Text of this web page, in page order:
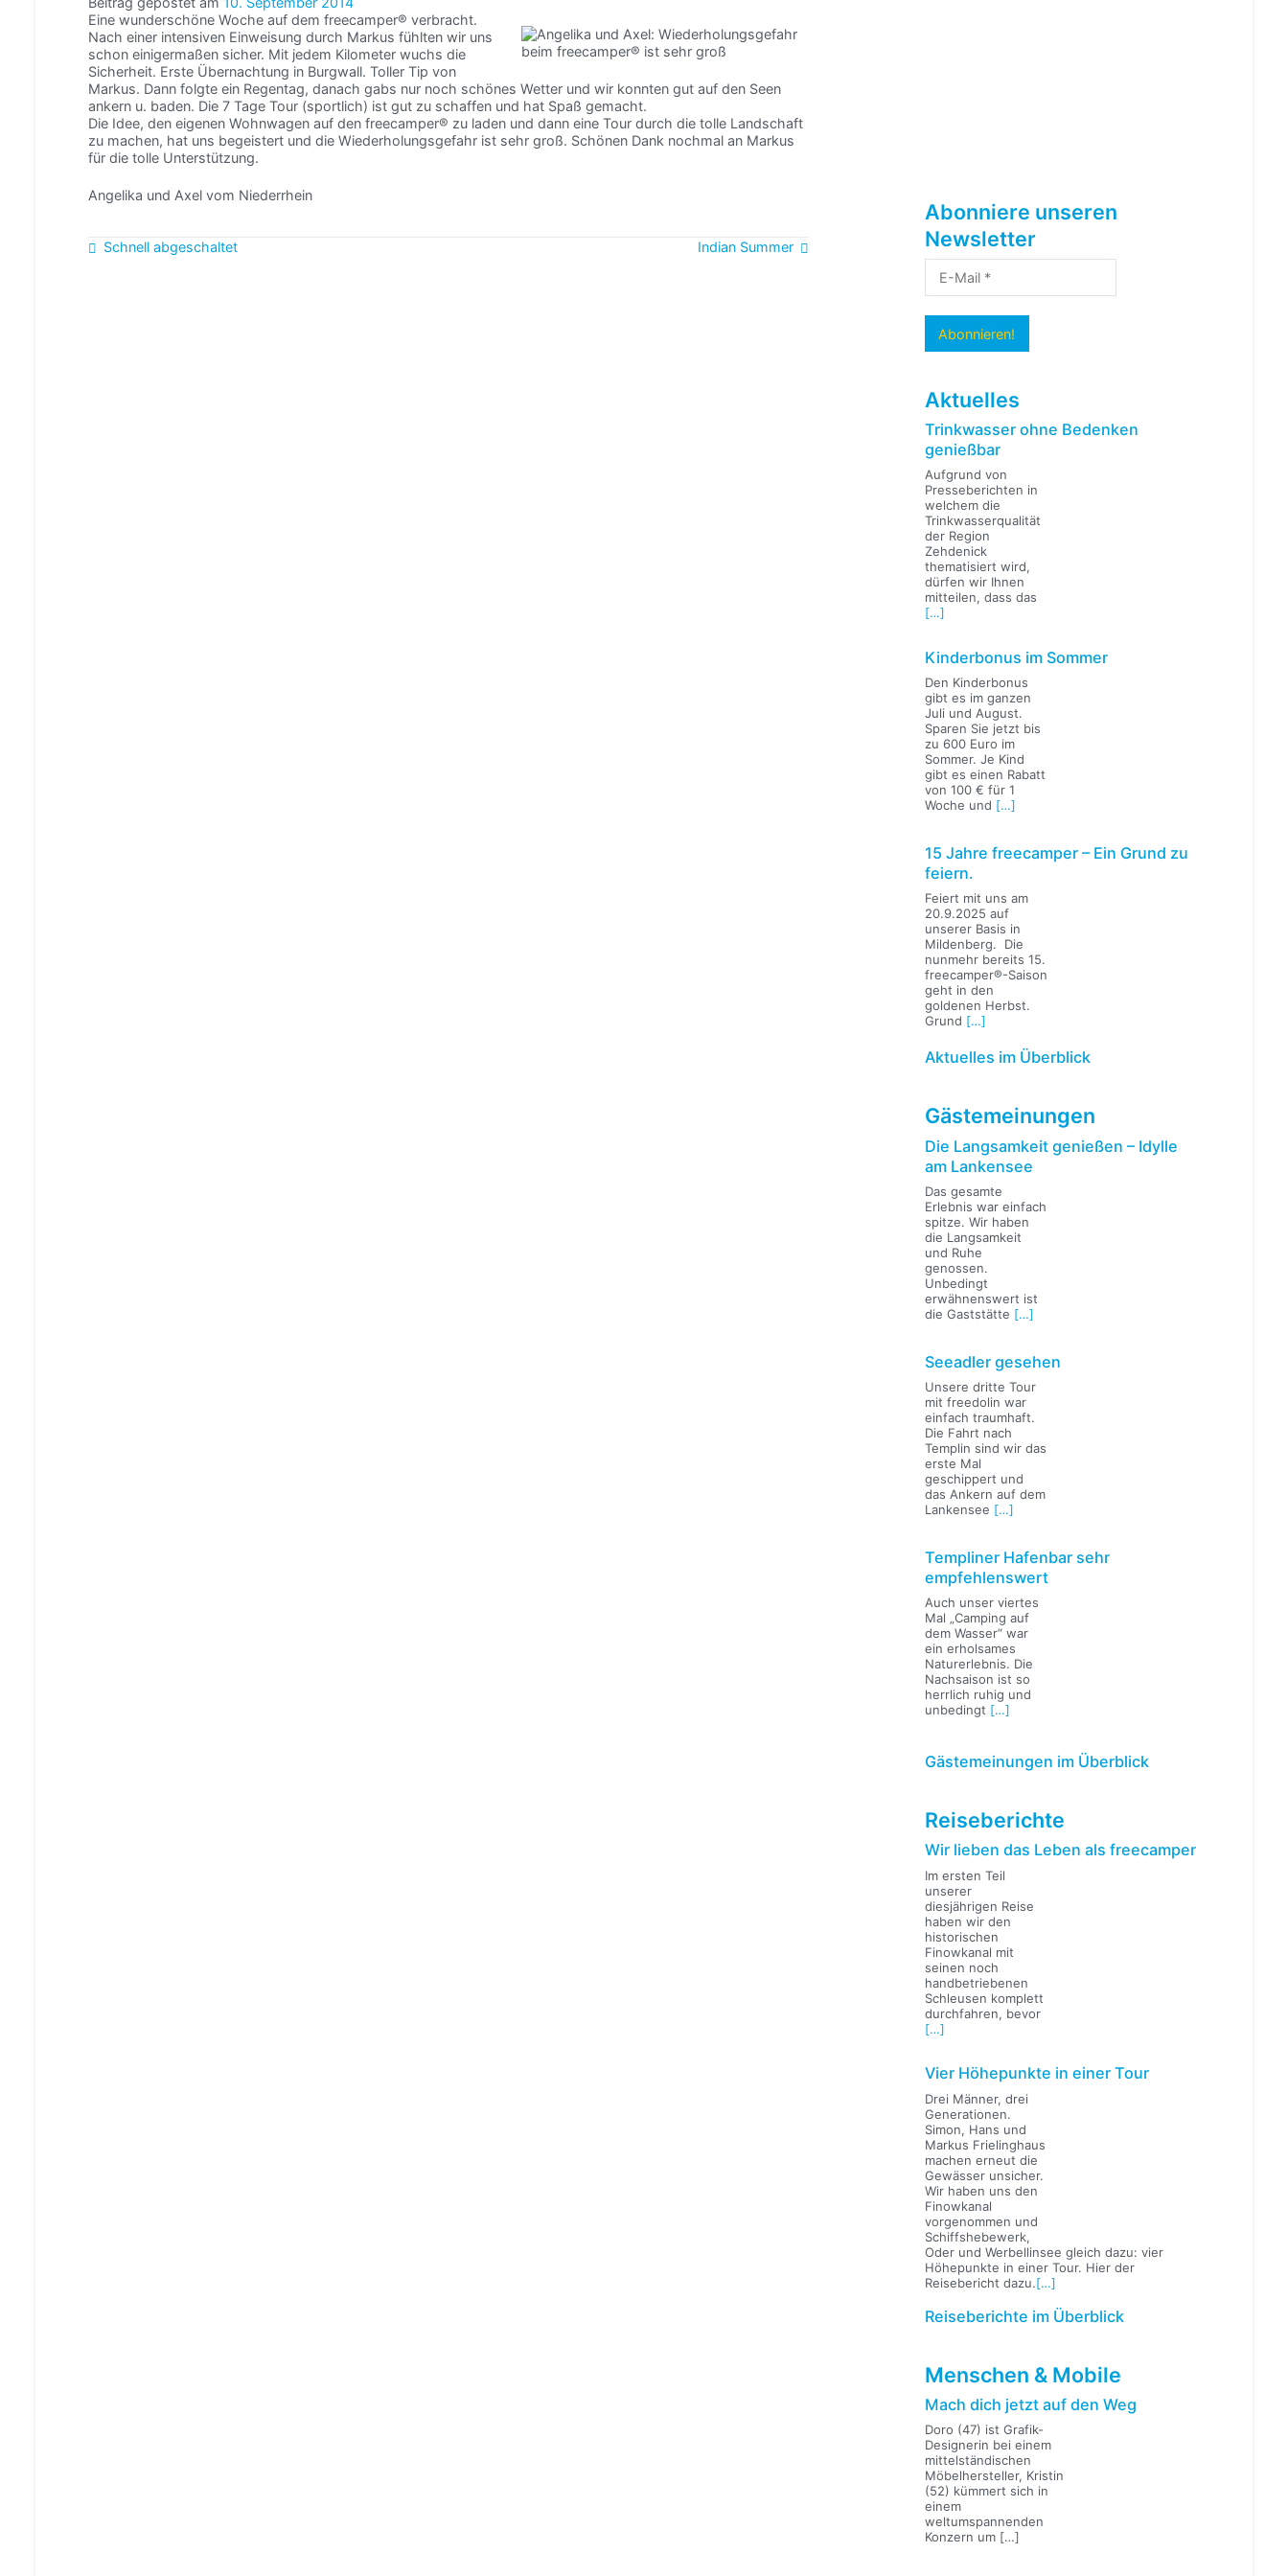
Eine wunderschöne Woche auf dem freecamper® verbracht.
Nach einer intensiven Einweisung durch Markus fühlten wir uns
schon einigermaßen sicher. Mit jedem Kilometer wuchs die
Sicherheit. Erste Übernachtung in Burgwall. Toller Tip von
Markus. Dann folgte ein Regentag, danach gabs nur noch schönes Wetter und wir konnten gut auf den Seen
ankern u. baden. Die 7 Tage Tour (sportlich) ist gut zu schaffen und hat Spaß gemacht.
Die Idee, den eigenen Wohnwagen auf den freecamper® zu laden und dann eine Tour durch die tolle Landschaft
zu machen, hat uns begeistert und die Wiederholungsgefahr ist sehr groß. Schönen Dank nochmal an Markus
für die tolle Unterstützung.
Angelika und Axel vom Niederrhein
Beitragsnavigation
Schnell abgeschaltet Indian Summer
Abonniere unseren
Newsletter
Aktuelles
Trinkwasser ohne Bedenken
genießbar
Aufgrund von
Presseberichten in
welchem die
Trinkwasserqualität
der Region
Zehdenick
thematisiert wird,
dürfen wir Ihnen
mitteilen, dass das
[…]
Kinderbonus im Sommer
Den Kinderbonus
gibt es im ganzen
Juli und August.
Sparen Sie jetzt bis
zu 600 Euro im
Sommer. Je Kind
gibt es einen Rabatt
von 100 € für 1
Woche und […]
15 Jahre freecamper – Ein Grund zu
feiern.
Feiert mit uns am
20.9.2025 auf
unserer Basis in
Mildenberg. Die
nunmehr bereits 15.
freecamper®-Saison
geht in den
goldenen Herbst.
Grund […]
Aktuelles im Überblick
Gästemeinungen
Die Langsamkeit genießen – Idylle
am Lankensee
Das gesamte
Erlebnis war einfach
spitze. Wir haben
die Langsamkeit
und Ruhe
genossen.
Unbedingt
erwähnenswert ist
die Gaststätte […]
Seeadler gesehen
Unsere dritte Tour
mit freedolin war
einfach traumhaft.
Die Fahrt nach
Templin sind wir das
erste Mal
geschippert und
das Ankern auf dem
Lankensee […]
Templiner Hafenbar sehr
empfehlenswert
Auch unser viertes
Mal „Camping auf
dem Wasser“ war
ein erholsames
Naturerlebnis. Die
Nachsaison ist so
herrlich ruhig und
unbedingt […]
Gästemeinungen im Überblick
Reiseberichte
Wir lieben das Leben als freecamper
Im ersten Teil
unserer
diesjährigen Reise
haben wir den
historischen
Finowkanal mit
seinen noch
handbetriebenen
Schleusen komplett
durchfahren, bevor
[…]
Vier Höhepunkte in einer Tour
Drei Männer, drei
Generationen.
Simon, Hans und
Markus Frielinghaus
machen erneut die
Gewässer unsicher.
Wir haben uns den
Finowkanal
vorgenommen und
Schiffshebewerk,
Oder und Werbellinsee gleich dazu: vier
Höhepunkte in einer Tour. Hier der
Reisebericht dazu.[…]
Reiseberichte im Überblick
Menschen & Mobile
Mach dich jetzt auf den Weg
Doro (47) ist Grafik-
Designerin bei einem
mittelständischen
Möbelhersteller, Kristin
(52) kümmert sich in
einem
weltumspannenden
Konzern um […]